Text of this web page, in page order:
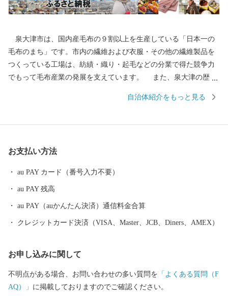
泉大津市は、国内産毛布の９割以上を生産している「日本一の
毛布のまち」です。市内の繊維および衣服・その他の繊維製品を
つくっている工場は、紡績・織り・起毛などの分業で得た競争力
でもって毛布産業の発展を支えています。 また、泉大津の歴史
ていました。交通の要として人の往来も多く、随筆や紀行の中に
市、南部は大津川を境として泉北郡忠岡町と隣接しています。西
自治体紹介をもっと見る
お支払い方法
au PAY カード（番号入力不要）
au PAY 残高
au PAY（auかんたん決済）通信料金合算
クレジットカード決済（VISA、Master、JCB、Diners、AMEX）
お申し込みに関して
不明点がある場合、お問い合わせの多い質問を 「よくある質問（F
AQ）」 に掲載しておりますのでご確認ください。